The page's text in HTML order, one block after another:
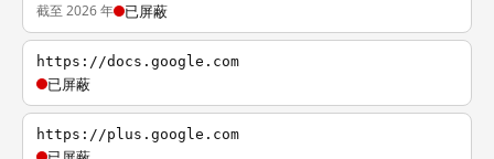
截至 2026 年 已屏蔽
https://docs.google.com
已屏蔽
https://plus.google.com